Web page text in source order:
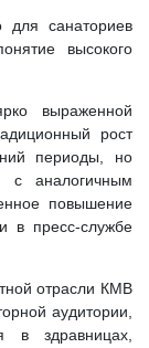
для санаториев
высокого
выраженной
рост
периоды, но
с аналогичным
повышение
в пресс-службе
отрасли КМВ
аудитории,
в здравницах,